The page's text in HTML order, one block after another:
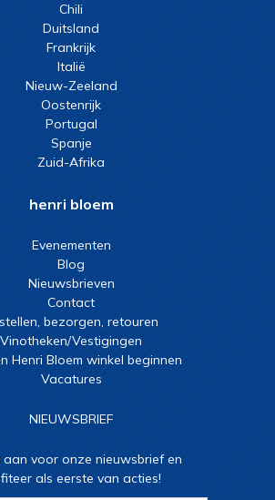
Chili
Duitsland
Frankrijk
Italië
Nieuw-Zeeland
Oostenrijk
Portugal
Spanje
Zuid-Afrika
henri bloem
Evenementen
Blog
Nieuwsbrieven
Contact
bezorgen, retouren
Vinotheken/Vestigingen
Henri Bloem winkel beginnen
Vacatures
NIEUWSBRIEF
aan voor onze nieuwsbrief en
als eerste van acties!